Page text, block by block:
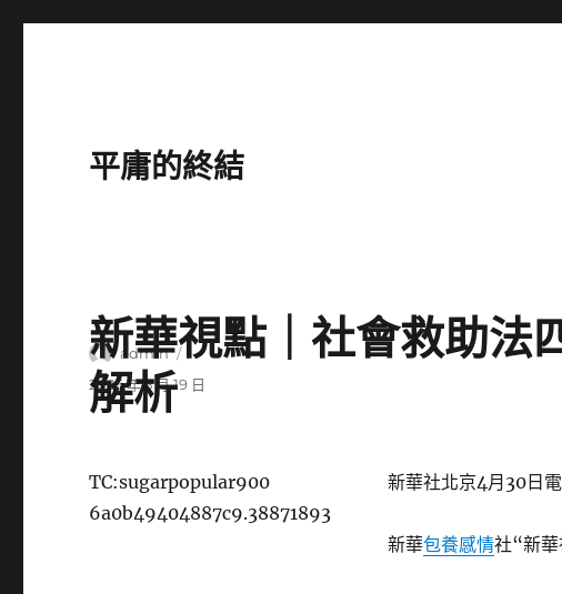
平庸的終結
新華視點｜社會救助法
解析
新華社北京4月30日電
新華包養感情社“新
TC:sugarpopular900
6a0b49404887c9.38871893
作
者
admin
發
佈
2026 年 5 月 19 日